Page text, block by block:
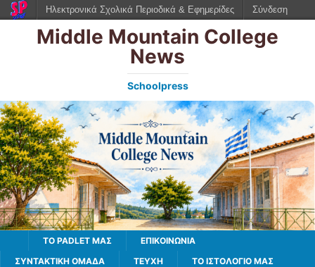
Middle Mountain College
News
Schoolpress
TO PADLET ΜΑΣ
ΕΠΙΚΟΙΝΩΝΙΑ
ΣΥΝΤΑΚΤΙΚΗ ΟΜΑΔΑ
ΤΕΥΧΗ
ΤΟ ΙΣΤΟΛΌΓΙΌ ΜΑΣ
Ηλεκτρονικά Σχολικά Περιοδικά & Εφημερίδες Σύνδεση